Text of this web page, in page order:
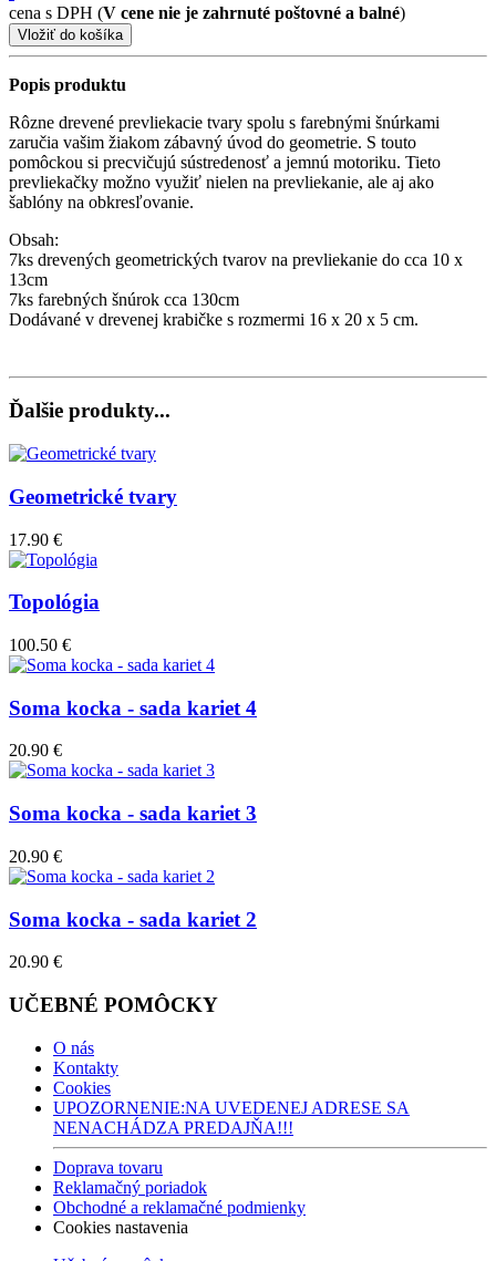
cena s DPH (V cene nie je zahrnuté poštovné a balné)
Popis produktu
Rôzne drevené prevliekacie tvary spolu s farebnými šnúrkami
zaručia vašim žiakom zábavný úvod do geometrie. S touto
pomôckou si precvičujú sústredenosť a jemnú motoriku. Tieto
prevliekačky možno využiť nielen na prevliekanie, ale aj ako
šablóny na obkresľovanie.
Obsah:
7ks drevených geometrických tvarov na prevliekanie do cca 10 x
13cm
7ks farebných šnúrok cca 130cm
Dodávané v drevenej krabičke s rozmermi 16 x 20 x 5 cm.
Ďalšie produkty...
Geometrické tvary
17.90 €
Topológia
100.50 €
Soma kocka - sada kariet 4
20.90 €
Soma kocka - sada kariet 3
20.90 €
Soma kocka - sada kariet 2
20.90 €
UČEBNÉ POMÔCKY
O nás
Kontakty
Cookies
UPOZORNENIE:NA UVEDENEJ ADRESE SA
NENACHÁDZA PREDAJŇA!!!
Doprava tovaru
Reklamačný poriadok
Obchodné a reklamačné podmienky
Cookies nastavenia